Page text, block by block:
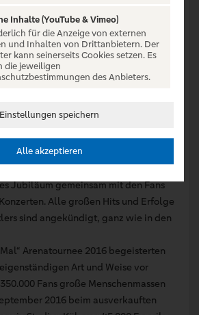
melden sich Unheilig wieder zurück.
Konzerte im Winter 2025/2026 waren
zwei Österreich und einer Schweiz
„Geboren um zu leben“ und
Jubiläum gemeinsam mit den Fans
Alle großen Hits und Erfolge
sind angekündigt, ganz wie in den
Arenatournee 2016 begeisterten
Art und Weise vor
Fans große Menschenmassen
2016 beim ausverkauften
Inhalte (YouTube & Vimeo)
für die Anzeige von externen
und Inhalten von Drittanbietern. Der
kann seinerseits Cookies setzen. Es
die jeweiligen
des Anbieters.
Einstellungen speichern
Alle akzeptieren